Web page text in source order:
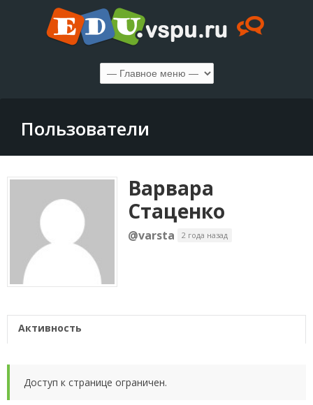
Пользователи
Варвара
Стаценко
@varsta 2 года назад
Активность
Доступ к странице ограничен.